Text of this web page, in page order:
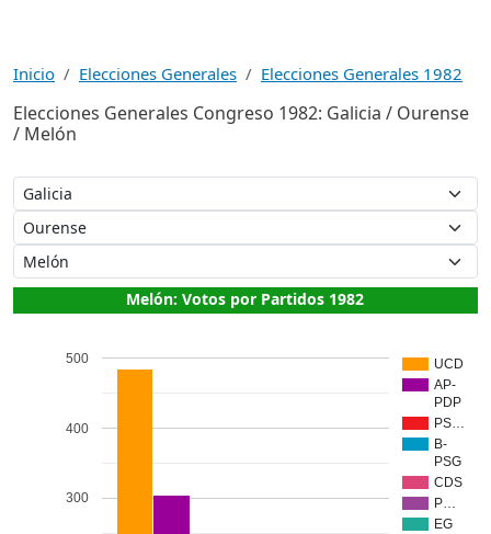
Inicio Elecciones Generales Elecciones Generales 1982
Elecciones Generales Congreso 1982: Galicia / Ourense
/ Melón
Melón: Votos por Partidos 1982
UCD
AP-
PDP
PS…
B-
PSG
CDS
P…
EG
300
400
500